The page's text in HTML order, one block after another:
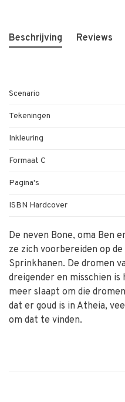
Beschrijving Reviews
Scenario
Tekeningen
Inkleuring
Formaat C
Pagina's
ISBN Hardcover
De neven Bone, oma Ben
ze zich voorbereiden op
Sprinkhanen. De dromen
dreigender en misschien
meer slaapt om die
dat er goud is in Atheia,
om dat te vinden.